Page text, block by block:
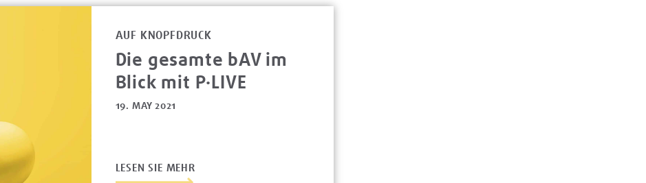
AUF KNOPFDRUCK
Die gesamte bAV im
Blick mit P·LIVE
19. MAY 2021
LESEN SIE MEHR